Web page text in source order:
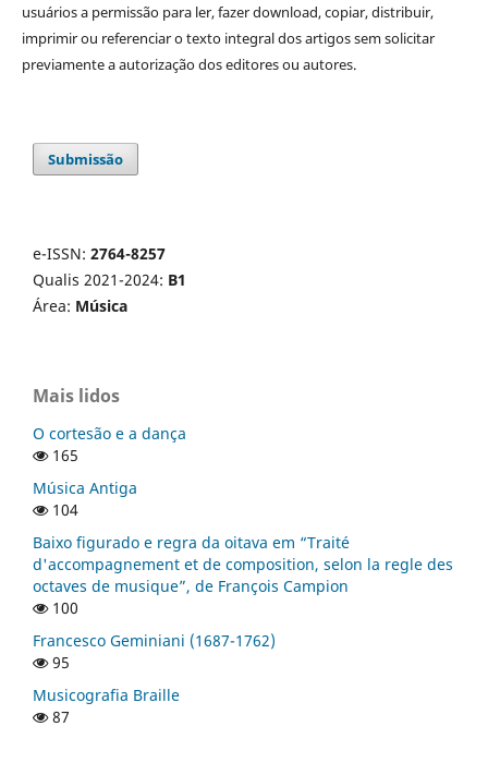
usuários a permissão para ler, fazer download, copiar, distribuir,
imprimir ou referenciar o texto integral dos artigos sem solicitar
previamente a autorização dos editores ou autores.
Submissão
e-ISSN: 2764-8257
Qualis 2021-2024: B1
Área: Música
Mais lidos
O cortesão e a dança
165
Música Antiga
104
Baixo figurado e regra da oitava em “Traité
d'accompagnement et de composition, selon la regle des
octaves de musique”, de François Campion
100
Francesco Geminiani (1687-1762)
95
Musicografia Braille
87